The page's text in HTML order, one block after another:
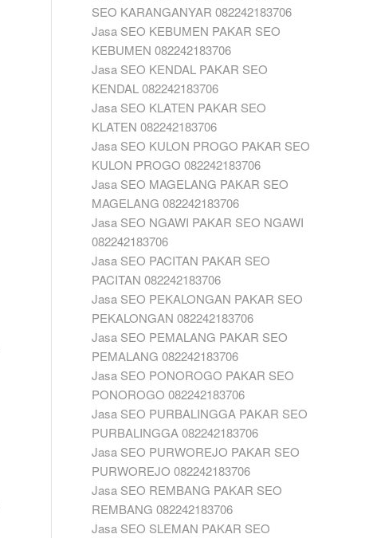
SEO KARANGANYAR 082242183706
Jasa SEO KEBUMEN PAKAR SEO
KEBUMEN 082242183706
Jasa SEO KENDAL PAKAR SEO
KENDAL 082242183706
Jasa SEO KLATEN PAKAR SEO
KLATEN 082242183706
Jasa SEO KULON PROGO PAKAR SEO
KULON PROGO 082242183706
Jasa SEO MAGELANG PAKAR SEO
MAGELANG 082242183706
Jasa SEO NGAWI PAKAR SEO NGAWI
082242183706
Jasa SEO PACITAN PAKAR SEO
PACITAN 082242183706
Jasa SEO PEKALONGAN PAKAR SEO
PEKALONGAN 082242183706
Jasa SEO PEMALANG PAKAR SEO
PEMALANG 082242183706
Jasa SEO PONOROGO PAKAR SEO
PONOROGO 082242183706
Jasa SEO PURBALINGGA PAKAR SEO
PURBALINGGA 082242183706
Jasa SEO PURWOREJO PAKAR SEO
PURWOREJO 082242183706
Jasa SEO REMBANG PAKAR SEO
REMBANG 082242183706
Jasa SEO SLEMAN PAKAR SEO